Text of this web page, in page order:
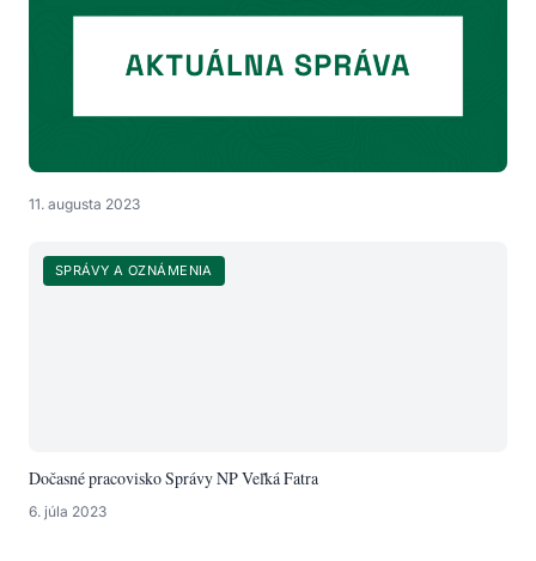
11. augusta 2023
SPRÁVY A OZNÁMENIA
Dočasné pracovisko Správy NP Veľká Fatra
6. júla 2023